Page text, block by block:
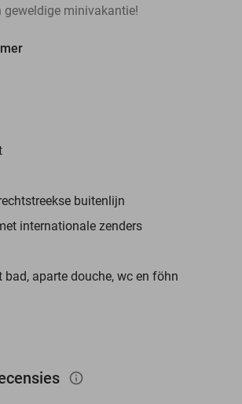
geweldige minivakantie!
buitenlijn
internationale zenders
bad, aparte douche, wc en föhn
info_outlined